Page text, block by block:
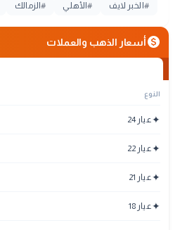
# الخبر لايف #الأهلي #الزمالك
monetization_onأسعار الذهب والعملات
النوع
✦عيار 24
✦عيار 22
✦عيار 21
✦عيار 18